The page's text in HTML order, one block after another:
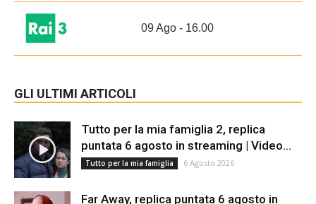
09 Ago - 16.00
GLI ULTIMI ARTICOLI
Tutto per la mia famiglia 2, replica
puntata 6 agosto in streaming | Video...
Tutto per la mia famiglia 6 Agosto 2026
Far Away, replica puntata 6 agosto in